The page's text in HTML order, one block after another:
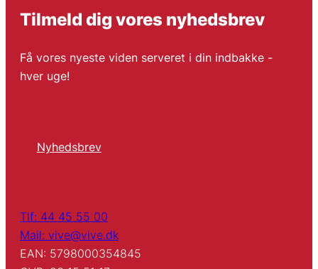
Tilmeld dig vores nyhedsbrev
Få vores nyeste viden serveret i din indbakke -
hver uge!
Nyhedsbrev
Tlf: 44 45 55 00
Mail: vive@vive.dk
EAN: 5798000354845